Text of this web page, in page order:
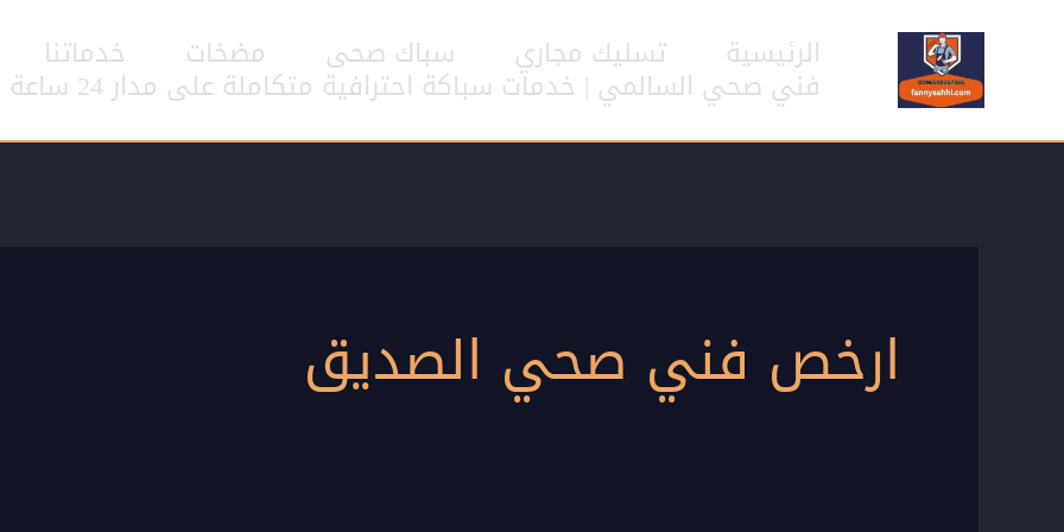
المحتوى
الرئيسية تسليك مجاري سباك صحى مضخات خدماتنا
فني صحي السالمي | خدمات سباكة احترافية متكاملة على مدار 24 ساعة
ارخص فني صحي الصديق